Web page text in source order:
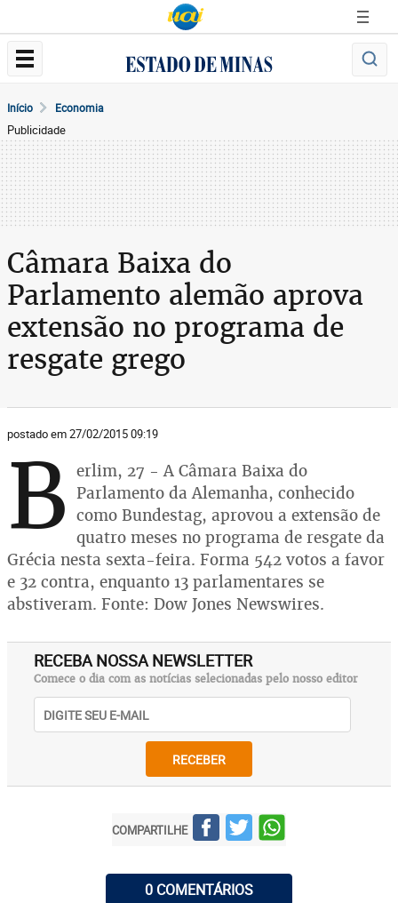
Início Economia
Publicidade
Câmara Baixa do
Parlamento alemão aprova
extensão no programa de
resgate grego
postado em 27/02/2015 09:19
B erlim, 27 - A Câmara Baixa do
Parlamento da Alemanha, conhecido
como Bundestag, aprovou a extensão de
quatro meses no programa de resgate da
Grécia nesta sexta-feira. Forma 542 votos a favor
e 32 contra, enquanto 13 parlamentares se
abstiveram. Fonte: Dow Jones Newswires.
RECEBA NOSSA NEWSLETTER
Comece o dia com as notícias selecionadas pelo nosso editor
RECEBER
COMPARTILHE
0 COMENTÁRIOS